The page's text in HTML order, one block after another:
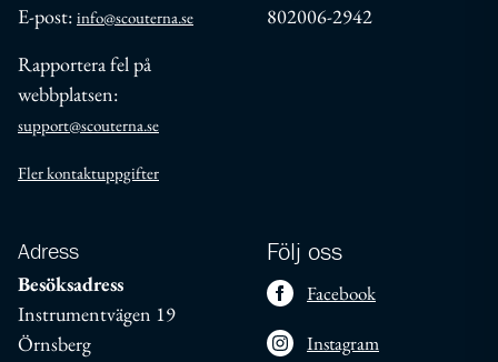
E-post: info@scouterna.se
Rapportera fel på
webbplatsen:
support@scouterna.se
Fler kontaktuppgifter
802006-2942
Adress
Besöksadress
Instrumentvägen 19
Örnsberg
Följ oss
Facebook
Instagram